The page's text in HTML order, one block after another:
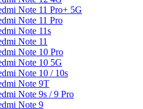
Note 11 Pro+ 5G
Note 11 Pro
Note 11s
Note 11
Note 10 Pro
Note 10 5G
Note 10 / 10s
Note 9T
Note 9s / 9 Pro
Note 9